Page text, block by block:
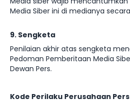
Media Siber ini di medianya
9. Sengketa
Penilaian akhir atas sengketa
Pedoman Pemberitaan Media
Dewan Pers.
Kode Perilaku Perusahaan